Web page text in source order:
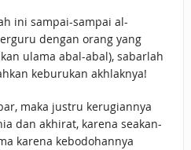
ini sampai-sampai al-
dengan orang yang
ulama abal-abal), sabarlah
keburukan akhlaknya!
maka justru kerugiannya
dan akhirat, karena seakan-
karena kebodohannya